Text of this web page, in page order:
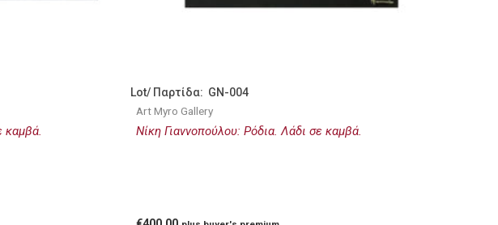
καμβά.
Lot/ Παρτίδα: GN-004
Art Myro Gallery
Νίκη Γιαννοπούλου: Ρόδια. Λάδι σε καμβά.